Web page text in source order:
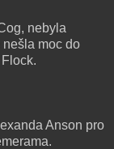
nebyla
moc do
Anson pro